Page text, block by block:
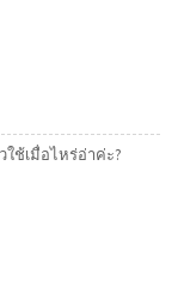
ใช้เมื่อไหร่อ่าค่ะ?